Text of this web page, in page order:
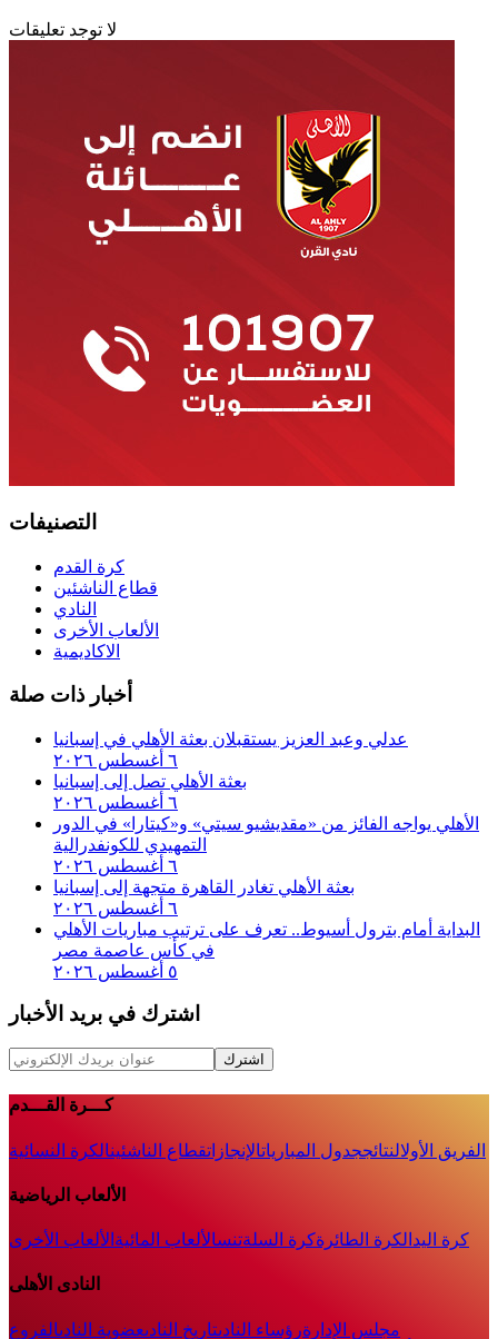
لا توجد تعليقات
التصنيفات
كرة القدم
قطاع الناشئين
النادي
الألعاب الأخرى
الاكاديمية
أخبار ذات صلة
عدلي وعبد العزيز يستقبلان بعثة الأهلي في إسبانيا
٦ أغسطس ٢٠٢٦
بعثة الأهلي تصل إلى إسبانيا
٦ أغسطس ٢٠٢٦
الأهلي يواجه الفائز من «مقديشيو سيتي» و«كيتارا» في الدور
التمهيدي للكونفدرالية
٦ أغسطس ٢٠٢٦
بعثة الأهلي تغادر القاهرة متجهة إلى إسبانيا
٦ أغسطس ٢٠٢٦
البداية أمام بترول أسيوط.. تعرف على ترتيب مباريات الأهلي
في كأس عاصمة مصر
٥ أغسطس ٢٠٢٦
اشترك في بريد الأخبار
اشترك
كـــرة القـــدم
الفريق الأولالنتائججدول المبارياتالإنجازاتقطاع الناشئينالكرة النسائية
الألعاب الرياضية
كرة اليد الكرة الطائرةكرة السلةتنسالألعاب المائية الألعاب الأخرى
النادى الأهلى
مجلس الإدارةرؤساء النادىتاريخ النادىعضوية النادىالفروع